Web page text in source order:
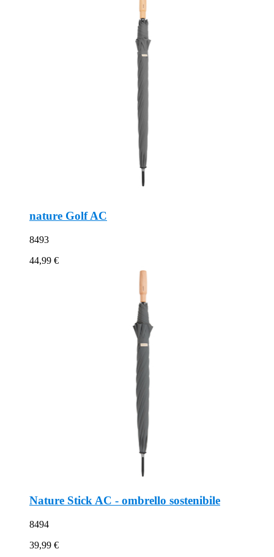
nature Golf AC
8493
44,99 €
Nature Stick AC - ombrello sostenibile
8494
39,99 €